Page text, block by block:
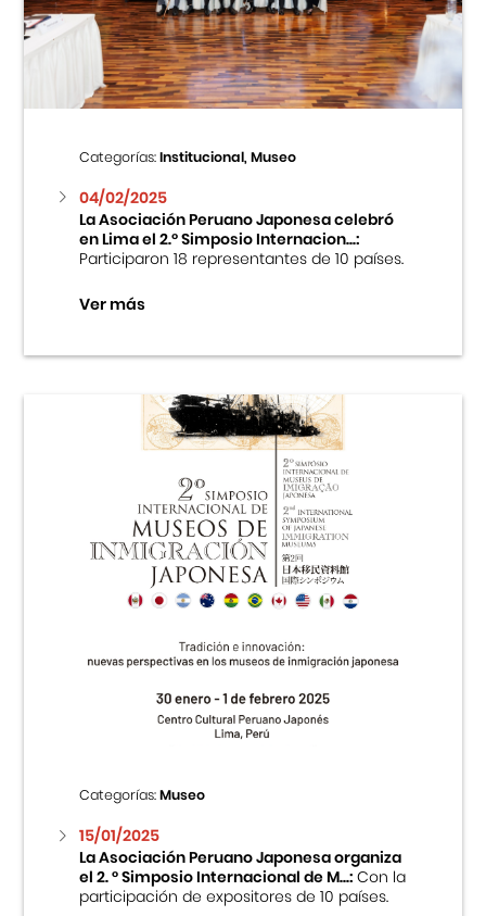
Categorías:Institucional, Museo
04/02/2025
La Asociación Peruano Japonesa celebró
en Lima el 2.º Simposio Internacion...:
Participaron 18 representantes de 10 países.
Ver más
Categorías:Museo
15/01/2025
La Asociación Peruano Japonesa organiza
el 2. ° Simposio Internacional de M...:Con la
participación de expositores de 10 países.